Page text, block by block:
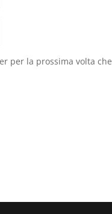
per la prossima volta